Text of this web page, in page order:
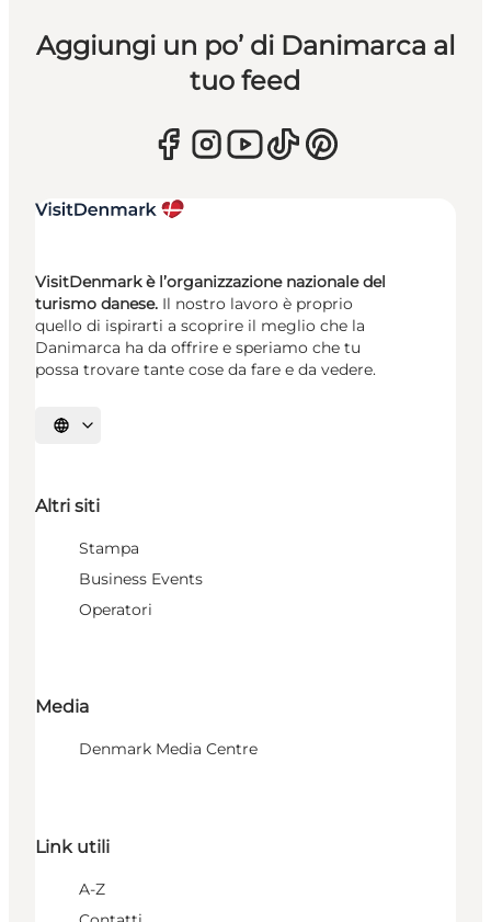
Aggiungi un po’ di Danimarca al
tuo feed
VisitDenmark è l’organizzazione nazionale del
turismo danese. Il nostro lavoro è proprio
quello di ispirarti a scoprire il meglio che la
Danimarca ha da offrire e speriamo che tu
possa trovare tante cose da fare e da vedere.
Seleziona la lingua
Altri siti
Stampa
Business Events
Operatori
Media
Denmark Media Centre
Link utili
A-Z